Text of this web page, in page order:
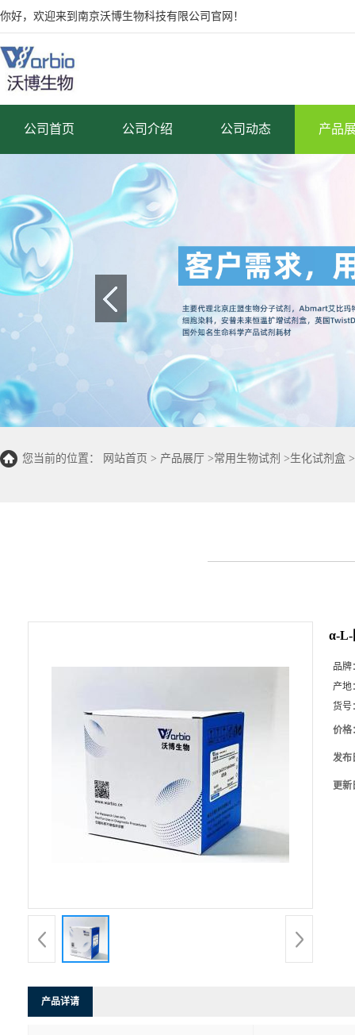
你好，欢迎来到南京沃博生物科技有限公司官网！
公司首页 公司介绍 公司动态 产品
您当前的位置： 网站首页 > 产品展厅 >常用生物试剂 >生化试剂盒 >
α-L-
品牌
产地
货号
价格
发布
更新
产品详请